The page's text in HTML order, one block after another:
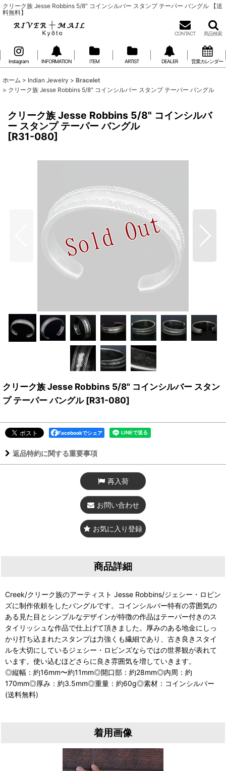
クリーク族 Jesse Robbins 5/8" コインシルバー スタンプ テーパー バングル 【送
料無料】
CONTACT 商品検索
Instagram INFORMATION ITEM ARTIST DEALER 営業カレンダー
ホーム > Indian Jewelry > Bracelet
> クリーク族 Jesse Robbins 5/8" コインシルバー スタンプ テーパー バングル
クリーク族 Jesse Robbins 5/8" コインシルバ
ー スタンプ テーパー バングル
[R31-080]
クリーク族 Jesse Robbins 5/8" コインシルバー スタン
プ テーパー バングル [R31-080]
Facebookでシェア
返品特約に関する重要事項
再入荷
お問い合わせ
お気に入り登録
商品詳細
Creek/クリーク族のアーティスト Jesse Robbins/ジェシー・ロビン
ズに制作依頼をしたバングルです。コインシルバー特有の雰囲気の
ある見た目とシンプルなデザインが特徴の作品はテーパー付きのス
タイリッシュな作品で仕上げて頂きました。厚みのある地金にしっ
かり打ち込まれたスタンプは力強くも繊細であり、古き良きスタイ
ルを大切にしているジェシー・ロビンズならではの世界観が表れて
います。使い込むほどさらに良き雰囲気を増していきます。
◎縦幅：約16mm〜約11mm◎開口部：約28mm◎内周：約
170mm◎厚み：約3.5mm◎重量：約60g◎素材：コインシルバー
(送料無料)
着用画像